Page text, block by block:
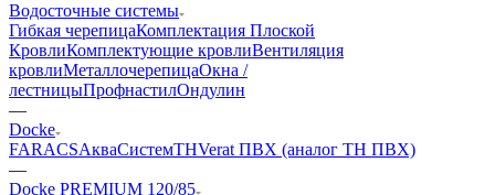
Водосточные системы
Гибкая черепицаКомплектация Плоской
КровлиКомплектующие кровлиВентиляция
кровлиМеталлочерепицаОкна /
лестницыПрофнастилОндулин
—
Docke
FARACSАкваСистемТНVerat ПВХ (аналог ТН ПВХ)
—
Docke PREMIUM 120/85